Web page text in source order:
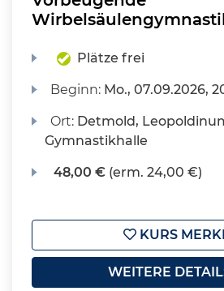
Plätze frei
Beginn: Mo., 07.09.2026,
Ort: Detmold,
Gymnastikhalle
48,00 € (erm. 24,00 €)
KURS
WEITERE